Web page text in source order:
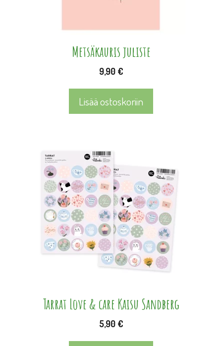
Metsäkauris juliste
9,90 €
Lisää ostoskoriin
Tarrat Love & care Kaisu Sandberg
5,90 €